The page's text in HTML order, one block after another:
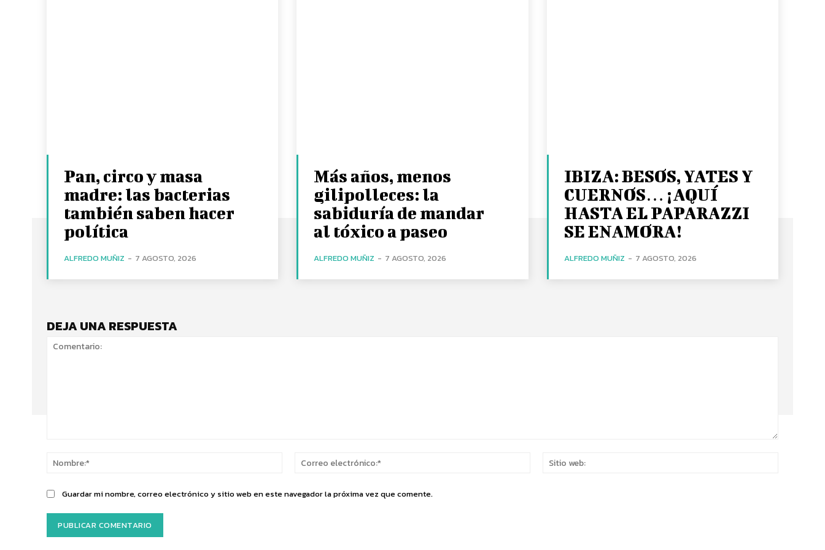
Pan, circo y masa
madre: las bacterias
también saben hacer
política
ALFREDO MUÑIZ - 7 AGOSTO, 2026
Más años, menos
gilipolleces: la
sabiduría de mandar
al tóxico a paseo
ALFREDO MUÑIZ - 7 AGOSTO, 2026
IBIZA: BESOS, YATES Y
CUERNOS… ¡AQUÍ
HASTA EL PAPARAZZI
SE ENAMORA!
ALFREDO MUÑIZ - 7 AGOSTO, 2026
DEJA UNA RESPUESTA
Nombre:*
Correo
Guardar mi nombre, correo electrónico y sitio web en este navegador la próxima vez que comente.